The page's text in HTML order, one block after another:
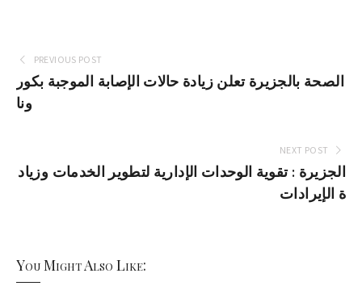
PREVIOUS POST
الصحة بالجزيرة تعلن زيادة حالات الإصابة الموجبة بكور
ونا
NEXT POST
الجزيرة : تقوية الوحدات الإدارية لتطوير الخدمات وزياد
ة الإيرادات
You Might Also Like: